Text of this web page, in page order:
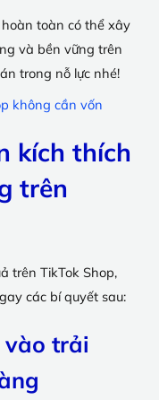
toàn có thể xây
và bền vững trên
trong nỗ lực nhé!
không cần vốn
kích thích
trên
trên TikTok Shop,
các bí quyết sau:
vào trải